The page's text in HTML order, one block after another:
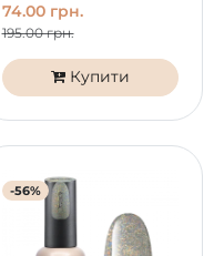
74.00 грн.
195.00 грн.
Купити
-56%